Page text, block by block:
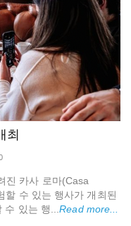
최
진 카사 로마(Casa
할 수 있는 행사가 개최된
수 있는 행...Read more...